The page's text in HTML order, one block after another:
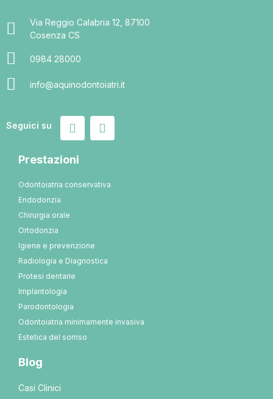
Via Reggio Calabria 12, 87100
Cosenza CS
0984 28000
info@aquinodontoiatri.it
Seguici su
Prestazioni
Odontoiatria conservativa
Endodonzia
Chirurgia orale
Ortodonzia
Igiene e prevenzione
Radiologia e Diagnostica
Protesi dentarie
Implantologia
Parodontologia
Odontoiatria minimamente invasiva
Estetica del sorriso
Blog
Casi Clinici